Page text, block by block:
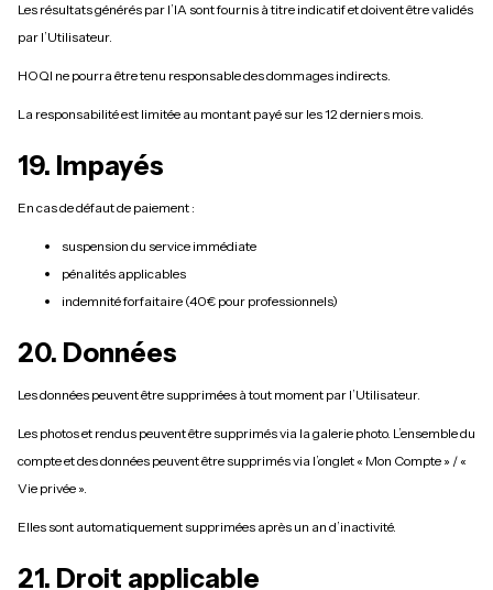
Les résultats générés par l’IA sont fournis à titre indicatif et doivent être validés
par l’Utilisateur.
HOQI ne pourra être tenu responsable des dommages indirects.
La responsabilité est limitée au montant payé sur les 12 derniers mois.
19. Impayés
En cas de défaut de paiement :
suspension du service immédiate
pénalités applicables
indemnité forfaitaire (40€ pour professionnels)
20. Données
Les données peuvent être supprimées à tout moment par l’Utilisateur.
Les photos et rendus peuvent être supprimés via la galerie photo. L’ensemble du
compte et des données peuvent être supprimés via l’onglet « Mon Compte » / «
Vie privée ».
Elles sont automatiquement supprimées après un an d’inactivité.
21. Droit applicable